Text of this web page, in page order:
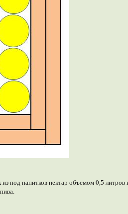
под напитков нектар объемом 0,5